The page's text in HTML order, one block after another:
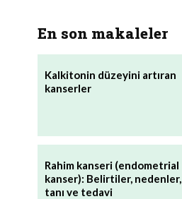
En son makaleler
Kalkitonin düzeyini artıran
kanserler
Rahim kanseri (endometrial
kanser): Belirtiler, nedenler,
tanı ve tedavi